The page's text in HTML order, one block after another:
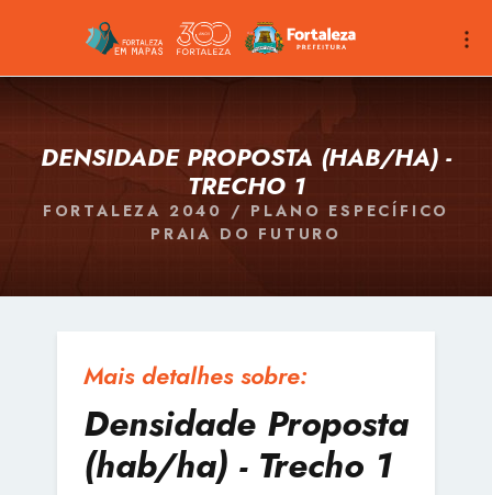
DENSIDADE PROPOSTA (HAB/HA) -
TRECHO 1
FORTALEZA 2040 / PLANO ESPECÍFICO
PRAIA DO FUTURO
Mais detalhes sobre:
Densidade Proposta
(hab/ha) - Trecho 1